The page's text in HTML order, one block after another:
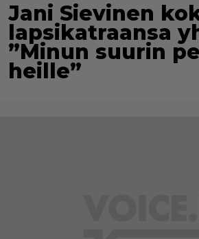
Jani Sievinen
lapsikatraansa
”Minun suurin
heille”